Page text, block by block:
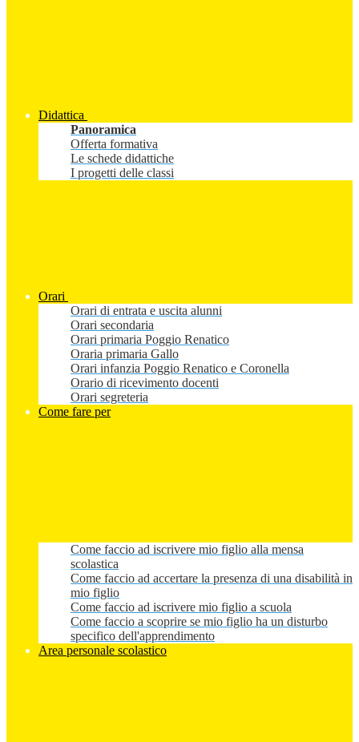
Didattica
Panoramica
Offerta formativa
Le schede didattiche
I progetti delle classi
Orari
Orari di entrata e uscita alunni
Orari secondaria
Orari primaria Poggio Renatico
Oraria primaria Gallo
Orari infanzia Poggio Renatico e Coronella
Orario di ricevimento docenti
Orari segreteria
Come fare per
Come faccio ad iscrivere mio figlio alla mensa
scolastica
Come faccio ad accertare la presenza di una disabilità in
mio figlio
Come faccio ad iscrivere mio figlio a scuola
Come faccio a scoprire se mio figlio ha un disturbo
specifico dell'apprendimento
Area personale scolastico